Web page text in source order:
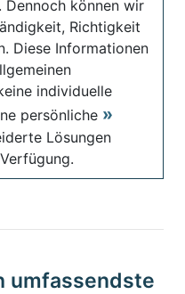
können wir
Richtigkeit
Diese Informationen
individuelle
persönliche
Lösungen
umfassendste